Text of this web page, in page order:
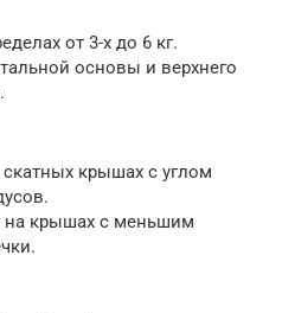
от 3-х до 6 кг.
основы и верхнего
крышах с углом
на крышах с меньшим